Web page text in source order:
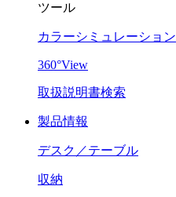
ツール
カラーシミュレーション
360°View
取扱説明書検索
製品情報
デスク／テーブル
収納